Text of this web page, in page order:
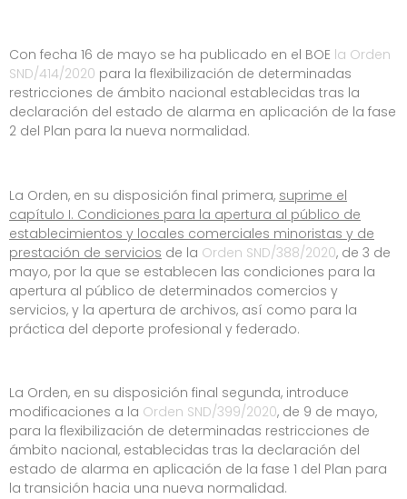
Con fecha 16 de mayo se ha publicado en el BOE la Orden
SND/414/2020 para la flexibilización de determinadas
restricciones de ámbito nacional establecidas tras la
declaración del estado de alarma en aplicación de la fase
2 del Plan para la nueva normalidad.
La Orden, en su disposición final primera, suprime el
capítulo I. Condiciones para la apertura al público de
establecimientos y locales comerciales minoristas y de
prestación de servicios de la Orden SND/388/2020, de 3 de
mayo, por la que se establecen las condiciones para la
apertura al público de determinados comercios y
servicios, y la apertura de archivos, así como para la
práctica del deporte profesional y federado.
La Orden, en su disposición final segunda, introduce
modificaciones a la Orden SND/399/2020, de 9 de mayo,
para la flexibilización de determinadas restricciones de
ámbito nacional, establecidas tras la declaración del
estado de alarma en aplicación de la fase 1 del Plan para
la transición hacia una nueva normalidad.